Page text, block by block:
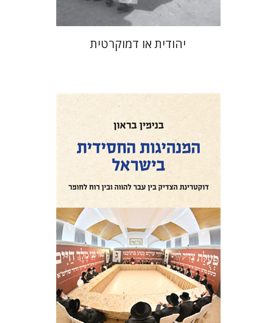
יהודית או דמוקרטית
בנימין בראון
הנחת אתר ספר מודפס
$46
$41